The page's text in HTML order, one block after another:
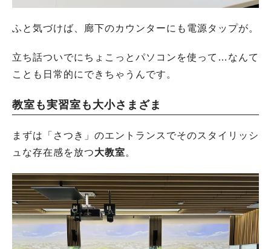
ふと気づけば、廊下のカウンターにも電源タップが。
立ち話ついでにちょこっとパソコンを使って…なんて
ことも日常的にできちゃうんです。
教室も実習室も大小さまざま
まずは「さつき」のエントランスでそのスタイリッシ
ュな存在感を放つ大教室。